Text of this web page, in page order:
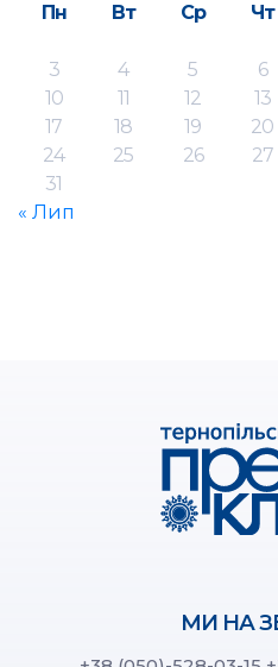
Пн
Вт Ср Чт
3
4 5 6
10
11 12 13
17
18 19 20
24
25 26 27
31
« Лип
МИ НА